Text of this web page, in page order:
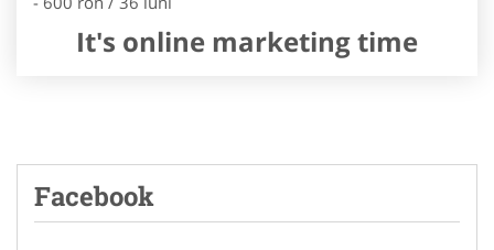
It's online marketing time
Facebook